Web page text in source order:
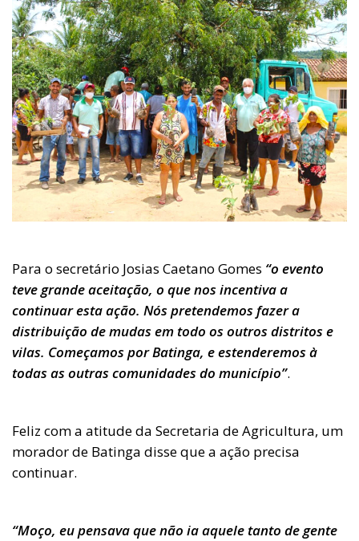
Para o secretário Josias Caetano Gomes “o evento
teve grande aceitação, o que nos incentiva a
continuar esta ação. Nós pretendemos fazer a
distribuição de mudas em todo os outros distritos e
vilas. Começamos por Batinga, e estenderemos à
todas as outras comunidades do município”.
Feliz com a atitude da Secretaria de Agricultura, um
morador de Batinga disse que a ação precisa
continuar.
“Moço, eu pensava que não ia aquele tanto de gente